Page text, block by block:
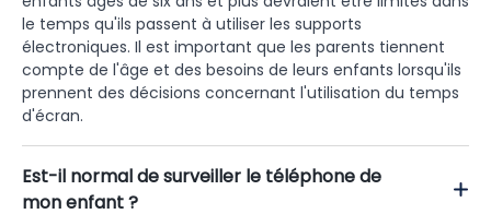
le temps qu'ils passent à utiliser les supports
électroniques. Il est important que les parents tiennent
compte de l'âge et des besoins de leurs enfants lorsqu'ils
prennent des décisions concernant l'utilisation du temps
d'écran.
Est-il normal de surveiller le téléphone de
mon enfant ?